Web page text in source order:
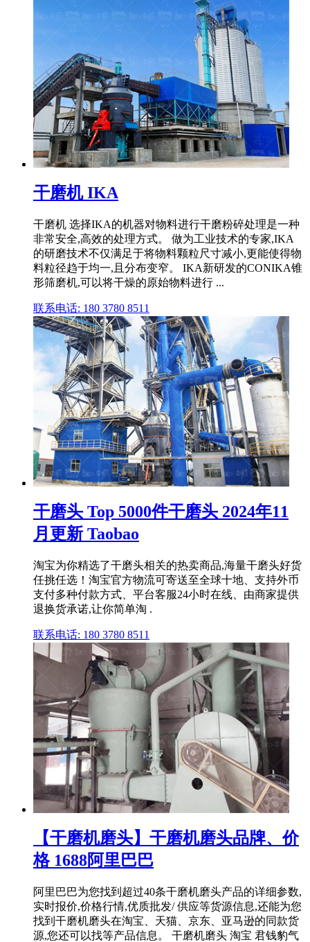
干磨机 IKA
干磨机 选择IKA的机器对物料进行干磨粉碎处理是一种
非常安全,高效的处理方式。 做为工业技术的专家,IKA
的研磨技术不仅满足于将物料颗粒尺寸减小,更能使得物
料粒径趋于均一,且分布变窄。 IKA新研发的CONIKA锥
形筛磨机,可以将干燥的原始物料进行 ...
联系电话: 180 3780 8511
干磨头 Top 5000件干磨头 2024年11
月更新 Taobao
淘宝为你精选了干磨头相关的热卖商品,海量干磨头好货
任挑任选！淘宝官方物流可寄送至全球十地、支持外币
支付多种付款方式、平台客服24小时在线、由商家提供
退换货承诺,让你简单淘 .
联系电话: 180 3780 8511
【干磨机磨头】干磨机磨头品牌、价
格 1688阿里巴巴
阿里巴巴为您找到超过40条干磨机磨头产品的详细参数,
实时报价,价格行情,优质批发/ 供应等货源信息,还能为您
找到干磨机磨头在淘宝、天猫、京东、亚马逊的同款货
源,您还可以找等产品信息。 干磨机磨头 淘宝 君钱豹气